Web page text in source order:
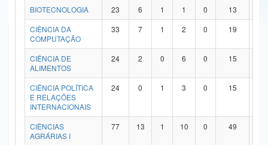
Advocacia-Geral da União
Banco Central do Brasil
BIOTECNOLOGIA
23 6 1 1 0 13
CIÊNCIA DA
COMPUTAÇÃO
33 7 1 2 0 19
CIÊNCIA DE
ALIMENTOS
24 2 0 6 0 15
CIÊNCIA POLÍTICA
E RELAÇÕES
INTERNACIONAIS
24 0 1 3 0 15
CIÊNCIAS
AGRÁRIAS I
77 13 1 10 0 49